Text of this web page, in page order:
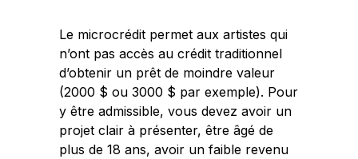
Le microcrédit permet aux artistes qui
n’ont pas accès au crédit traditionnel
d’obtenir un prêt de moindre valeur
(2000 $ ou 3000 $ par exemple). Pour
y être admissible, vous devez avoir un
projet clair à présenter, être âgé de
plus de 18 ans, avoir un faible revenu